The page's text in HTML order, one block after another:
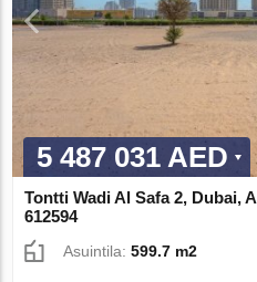
5 487 031 AED
Tontti Wadi Al Safa 2, Dubai,
612594
Asuintila:599.7 m2